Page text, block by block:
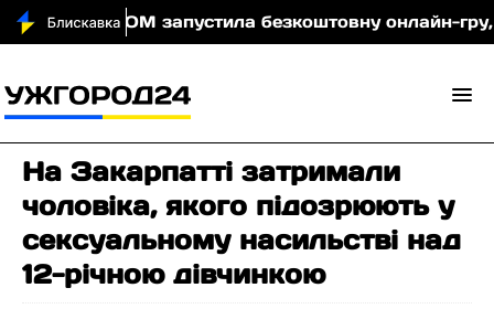
МОМ запустила безкоштовну онлайн-гру, яка
На Закарпатті затримали
чоловіка, якого підозрюють у
сексуальному насильстві над
12-річною дівчинкою